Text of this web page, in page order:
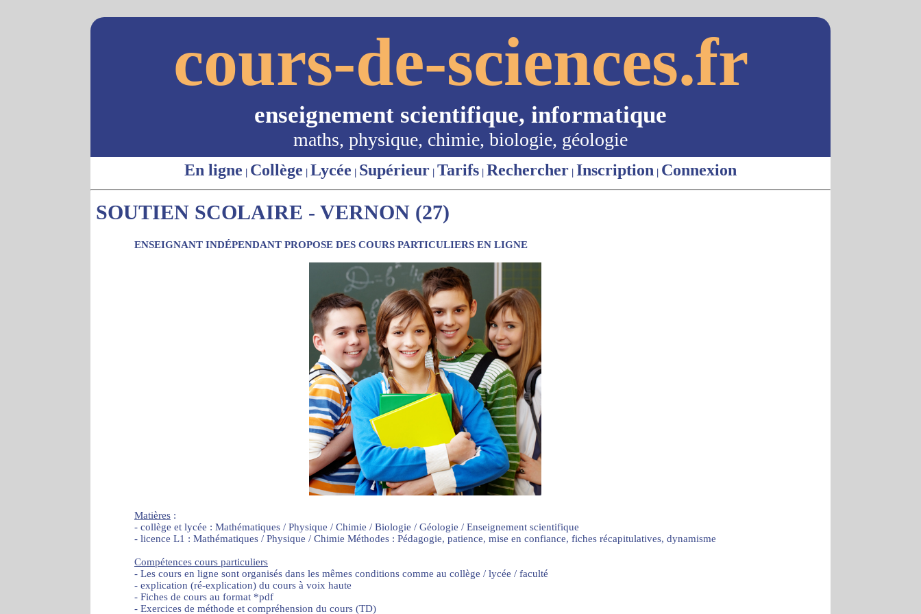
cours-de-sciences.fr
enseignement scientifique, informatique
maths, physique, chimie, biologie, géologie
En ligne | Collège | Lycée | Supérieur | Tarifs | Rechercher | Inscription | Connexion
SOUTIEN SCOLAIRE - VERNON (27)
ENSEIGNANT INDÉPENDANT PROPOSE DES COURS PARTICULIERS EN LIGNE
Matières :
- collège et lycée : Mathématiques / Physique / Chimie / Biologie / Géologie / Enseignement scientifique
- licence L1 : Mathématiques / Physique / Chimie Méthodes : Pédagogie, patience, mise en confiance, fiches récapitulatives, dynamisme
Compétences cours particuliers
- Les cours en ligne sont organisés dans les mêmes conditions comme au collège / lycée / faculté
- explication (ré-explication) du cours à voix haute
- Fiches de cours au format *pdf
- Exercices de méthode et compréhension du cours (TD)